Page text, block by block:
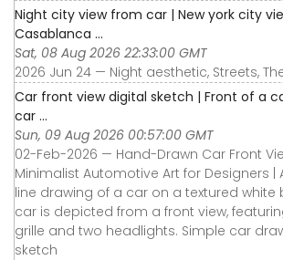
Night city view from car | New york city
Casablanca ...
Sat, 08 Aug 2026 22:33:00 GMT
2026 Jun 24 — Night aesthetic, Streets,
Car front view digital sketch | Front of a
car ...
Sun, 09 Aug 2026 00:57:00 GMT
02-Feb-2026 — Hand-Drawn Car Front
Minimalist Automotive Art for Designers |
line drawing of a car on a textured white
car is depicted from a front view,
grille and two headlights. Simple car
sketch